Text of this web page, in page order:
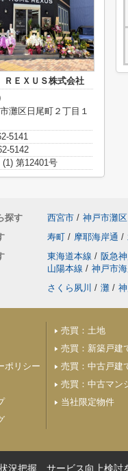
ＲＥＸＵＳ株式会社
灘区日尾町２丁目１
5141
5142
第12401号
探す 西宮市 / 神戸市灘区
寿町 / 摩耶海岸通 /
東海道本線 / 阪急
山陽本線 / 神戸市
さくら夙川 / 灘 /
ポリシー
売買：土地
売買：新築戸建
売買：中古戸建
売買：中古マン
当社限定物件
況把握、サービス向上検